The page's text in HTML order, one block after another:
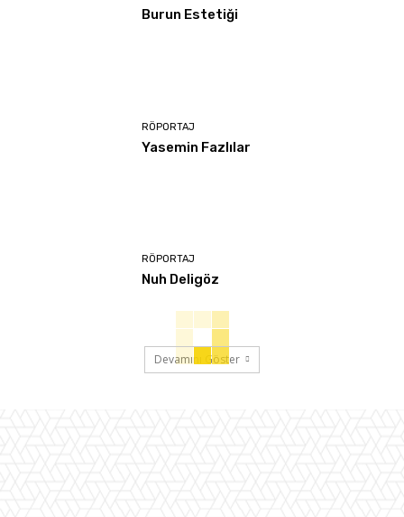
Burun Estetiği
RÖPORTAJ
Yasemin Fazlılar
RÖPORTAJ
Nuh Deligöz
Devamını Göster